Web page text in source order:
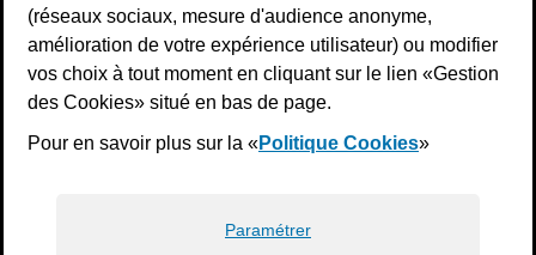
(réseaux sociaux, mesure d'audience anonyme,
amélioration de votre expérience utilisateur) ou modifier
vos choix à tout moment en cliquant sur le lien «Gestion
des Cookies» situé en bas de page.
Pour en savoir plus sur la «Politique Cookies»
Paramétrer
Télécharger l’application
Nous suivre
Facebook
Instagram
Youtube
LinkedIn
Calaméo